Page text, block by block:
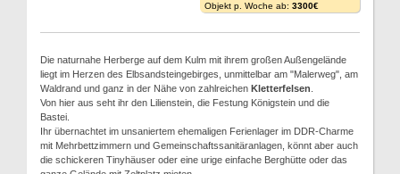
Objekt p. Woche ab: 3300€
Die naturnahe Herberge auf dem Kulm mit ihrem großen Außengelände
liegt im Herzen des Elbsandsteingebirges, unmittelbar am "Malerweg", am
Waldrand und ganz in der Nähe von zahlreichen Kletterfelsen
Von hier aus seht ihr den Lilienstein, die Festung Königstein und die
Bastei.
Ihr übernachtet im unsaniertem ehemaligen Ferienlager im DDR-Charme
mit Mehrbettzimmern und Gemeinschaftssanitäranlagen, könnt aber auch
die schickeren Tinyhäuser oder eine urige einfache Berghütte oder das